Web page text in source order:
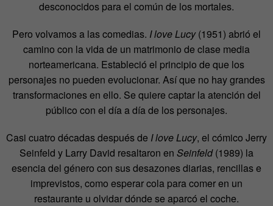
desconocidos para el común de los mortales.
Pero volvamos a las comedias. I love Lucy(1951) abrió el
camino con la vida de un matrimonio de clase media
norteamericana. Estableció el principio de que los
personajes no pueden evolucionar. Así que no hay grandes
transformaciones en ello. Se quiere captar la atención del
público con el día a día de los personajes.
Casi cuatro décadas después de I love Lucy, el cómico Jerry
Seinfeld y Larry David resaltaron en Seinfeld(1989) la
esencia del género con sus desazones diarias, rencillas e
imprevistos, como esperar cola para comer en un
restaurante u olvidar dónde se aparcó el coche.